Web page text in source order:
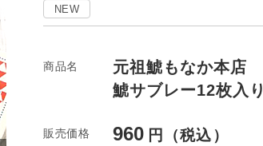
NEW
商品名
元祖鯱もなか本店
鯱サブレー12枚入り
販売価格 960